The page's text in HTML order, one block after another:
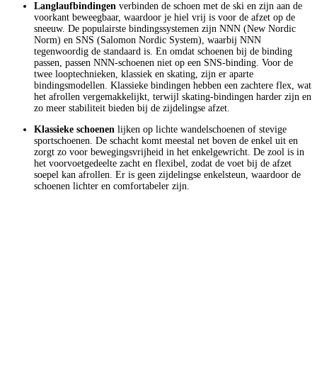
Langlaufbindingen verbinden de schoen met de ski en zijn aan de
voorkant beweegbaar, waardoor je hiel vrij is voor de afzet op de
sneeuw. De populairste bindingssystemen zijn NNN (New Nordic
Norm) en SNS (Salomon Nordic System), waarbij NNN
tegenwoordig de standaard is. En omdat schoenen bij de binding
passen, passen NNN-schoenen niet op een SNS-binding. Voor de
twee looptechnieken, klassiek en skating, zijn er aparte
bindingsmodellen. Klassieke bindingen hebben een zachtere flex, wat
het afrollen vergemakkelijkt, terwijl skating-bindingen harder zijn en
zo meer stabiliteit bieden bij de zijdelingse afzet.
Klassieke schoenen lijken op lichte wandelschoenen of stevige
sportschoenen. De schacht komt meestal net boven de enkel uit en
zorgt zo voor bewegingsvrijheid in het enkelgewricht. De zool is in
het voorvoetgedeelte zacht en flexibel, zodat de voet bij de afzet
soepel kan afrollen. Er is geen zijdelingse enkelsteun, waardoor de
schoenen lichter en comfortabeler zijn.